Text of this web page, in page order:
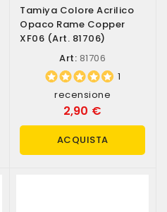
Tamiya Colore Acrilico
Opaco Rame Copper
XF06 (art. 81706)
Art: 81706
1
recensione
2,90 €
ACQUISTA